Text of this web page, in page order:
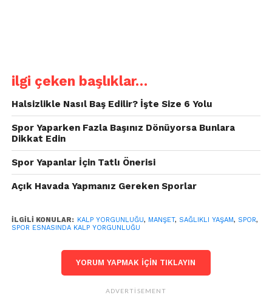
ilgi çeken başlıklar…
Halsizlikle Nasıl Baş Edilir? İşte Size 6 Yolu
Spor Yaparken Fazla Başınız Dönüyorsa Bunlara
Dikkat Edin
Spor Yapanlar İçin Tatlı Önerisi
Açık Havada Yapmanız Gereken Sporlar
İLGILI KONULAR: KALP YORGUNLUĞU, MANŞET, SAĞLIKLI YAŞAM, SPOR,
SPOR ESNASINDA KALP YORGUNLUĞU
YORUM YAPMAK IÇIN TIKLAYIN
ADVERTISEMENT